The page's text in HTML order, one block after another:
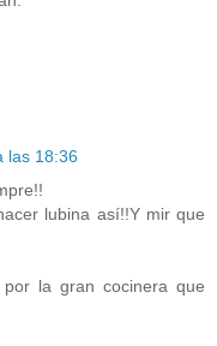
las 18:36
lubina así!!Y mir que
la gran cocinera que